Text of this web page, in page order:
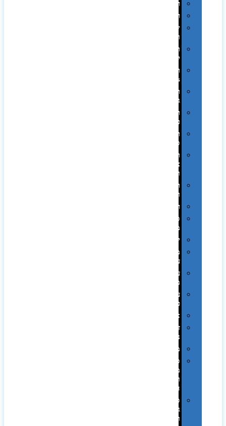
רטרו
רכב
שעונים
ומסגרות
תיקים
לכנסים
תיקי
Swiss
תיקי
תיקי
טיולים
תיקי
ספורט
תיקי
ומכתביות
תערוכות
וכנסים
רמקולים
סוכריות
ממותגות
יודאיקה
מארזי
עטים
עטי
מתכת
עטי
פלסטיק
אוזניות
זכרונות
ניידים
מפצלים
סביבת
מחשב
וציוד
היקפי
סוללות
גיבוי
ומטענים